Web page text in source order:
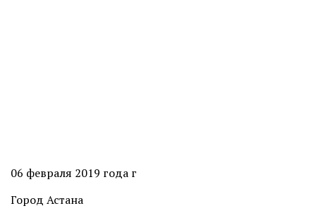
06 февраля 2019 года г
Город Астана